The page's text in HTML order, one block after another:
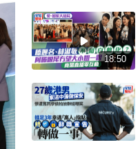
18:50